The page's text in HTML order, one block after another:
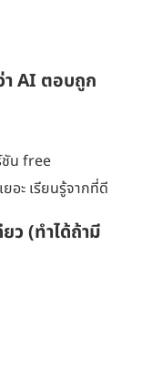
า AI ตอบถูก
ชัน free
อะ เรียนรู้จากที่ดี
ว (ทำได้ถ้ามี